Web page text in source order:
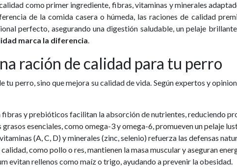
como primer ingrediente, fibras, vitaminas y minerales
de la comida casera o húmeda, las raciones de calidad
perfecto, asegurando una digestión saludable, un pelaje
marca la diferencia.
ración de calidad para tu perro
tu perro, sino que mejora su calidad de vida. Según expertos y
fibras y prebióticos facilitan la absorción de nutrientes, reduciendo
grasos esenciales, como omega-3 y omega-6, promueven un pelaje
(A, C, D) y minerales (zinc, selenio) refuerza las defensas
como pollo o res, mantienen la masa muscular y aseguran
evitan rellenos como maíz o trigo, ayudando a prevenir la obesidad.